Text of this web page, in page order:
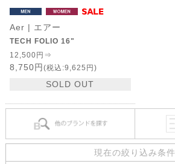
Aer | エアー
TECH FOLIO 16"
12,500円⇒
8,750円 (税込:9,625円)
SOLD OUT
現在の絞り込み条件